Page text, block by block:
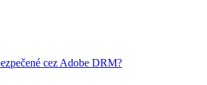
cez Adobe DRM?